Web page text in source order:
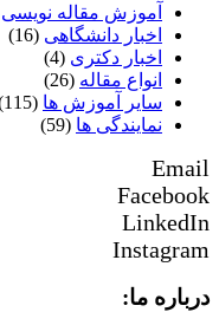
آموزش مقاله نویسی
اخبار دانشگاهی (16)
اخبار دکتری (4)
انواع مقاله (26)
سایر آموزش ها (115)
نمایندگی ها (59)
Email
Facebook
LinkedIn
Instagram
درباره ما: